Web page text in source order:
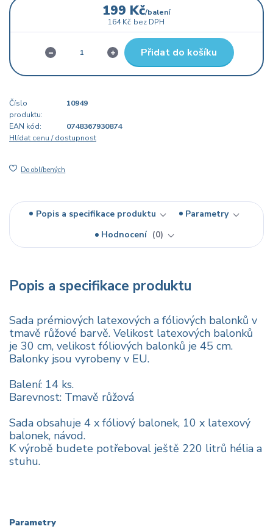
199 Kč/balení
164 Kč bez DPH
Přidat do košíku
Číslo
produktu:
10949
EAN kód:
0748367930874
Hlídat cenu / dostupnost
Do oblíbených
Popis a specifikace produktu
Parametry
Hodnocení
0
Popis a specifikace produktu
Sada prémiových latexových a fóliových balonků v
tmavě růžové barvě. Velikost latexových balonků
je 30 cm, velikost fóliových balonků je 45 cm.
Balonky jsou vyrobeny v EU.
Balení: 14 ks.
Barevnost: Tmavě růžová
Sada obsahuje 4 x fóliový balonek, 10 x latexový
balonek, návod.
K výrobě budete potřeboval ještě 220 litrů hélia a
stuhu.
Parametry